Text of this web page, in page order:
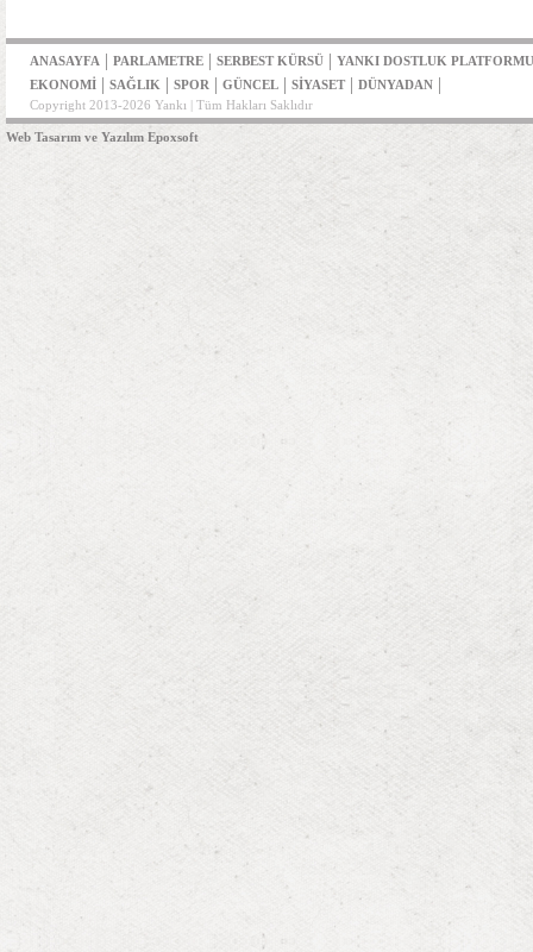
ANASAYFA | PARLAMETRE | SERBEST KÜRSÜ | YANKI DOSTLUK PLATFORMU
EKONOMİ | SAĞLIK | SPOR | GÜNCEL | SİYASET | DÜNYADAN |
Copyright 2013-2026 Yankı | Tüm Hakları Saklıdır
Web Tasarım ve Yazılım Epoxsoft